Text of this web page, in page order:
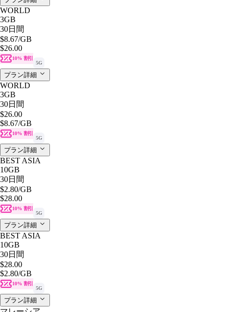
WORLD
3GB
30日間
$8.67/GB
$26.00
10% 割引
5G
プラン詳細
WORLD
3GB
30日間
$26.00
$8.67/GB
10% 割引
5G
プラン詳細
BEST ASIA
10GB
30日間
$2.80/GB
$28.00
10% 割引
5G
プラン詳細
BEST ASIA
10GB
30日間
$28.00
$2.80/GB
10% 割引
5G
プラン詳細